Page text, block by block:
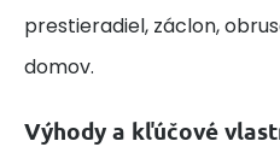
prestieradiel, záclon,
domov.
Výhody a kľúčové